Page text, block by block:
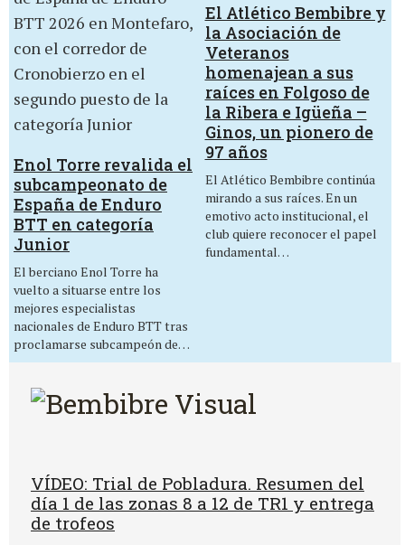
Enol Torre revalida el
subcampeonato de
España de Enduro
BTT en categoría
Junior
El berciano Enol Torre ha
vuelto a situarse entre los
mejores especialistas
nacionales de Enduro BTT tras
proclamarse subcampeón de…
El Atlético Bembibre y
la Asociación de
Veteranos
homenajean a sus
raíces en Folgoso de
la Ribera e Igüeña –
Ginos, un pionero de
97 años
El Atlético Bembibre continúa
mirando a sus raíces. En un
emotivo acto institucional, el
club quiere reconocer el papel
fundamental…
VÍDEO: Trial de Pobladura. Resumen del
día 1 de las zonas 8 a 12 de TR1 y entrega
de trofeos